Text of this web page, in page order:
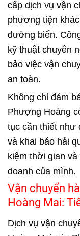
cấp dịch vụ vận
phương tiện
đường biển.
kỹ thuật chuyên
bảo việc vận
an toàn.
Không chỉ đảm
Phượng Hoàng
tục cần thiết như
và khai báo hải
kiệm thời gian
doanh của mình.
Vận chuyển
Hoàng Mai:
Dịch vụ vận